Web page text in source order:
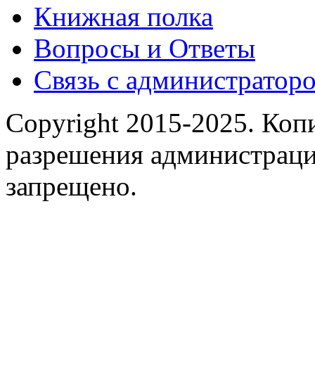
Книжная полка
Вопросы и Ответы
Связь с
Copyright 2015-2025.
разрешения
запрещено.